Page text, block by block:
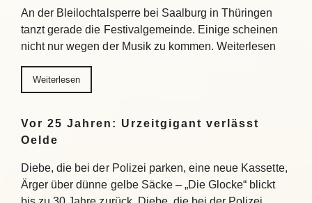
An der Bleilochtalsperre bei Saalburg in Thüringen
tanzt gerade die Festivalgemeinde. Einige scheinen
nicht nur wegen der Musik zu kommen. Weiterlesen
Weiterlesen
Vor 25 Jahren: Urzeitgigant verlässt
Oelde
Diebe, die bei der Polizei parken, eine neue Kassette,
Ärger über dünne gelbe Säcke – „Die Glocke“ blickt